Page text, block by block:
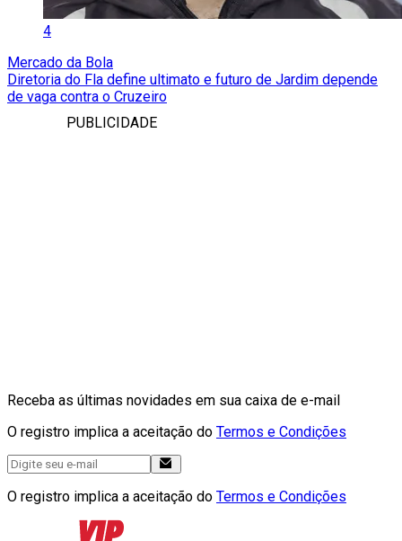
4
Mercado da Bola
Diretoria do Fla define ultimato e futuro de Jardim depende
de vaga contra o Cruzeiro
PUBLICIDADE
Receba as últimas novidades em sua caixa de e-mail
O registro implica a aceitação do Termos e Condições
O registro implica a aceitação do Termos e Condições